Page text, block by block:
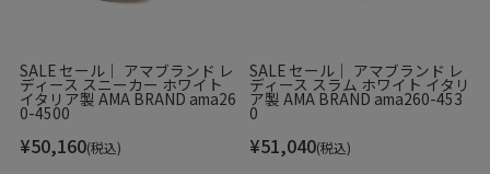
SALE セール｜ アマブランド レ
ディース スニーカー ホワイト
イタリア製 AMA BRAND ama26
0-4500
¥50,160(税込)
SALE セール｜ アマブランド レ
ディース スラム ホワイト イタリ
ア製 AMA BRAND ama260-453
0
¥51,040(税込)